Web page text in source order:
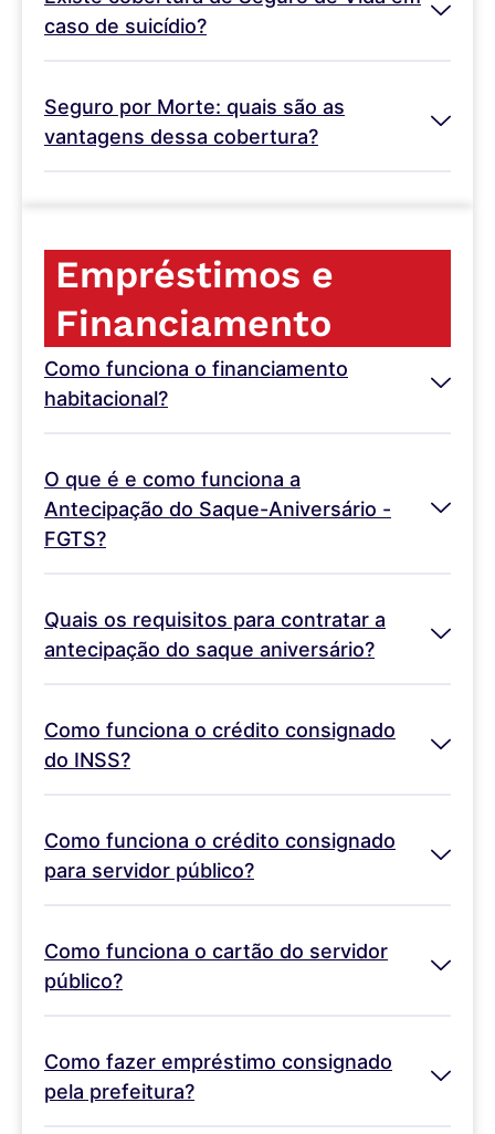
caso de suicídio?
Seguro por Morte: quais são as
vantagens dessa cobertura?
Empréstimos e
Financiamento
Como funciona o financiamento
habitacional?
O que é e como funciona a
Antecipação do Saque-Aniversário -
FGTS?
Quais os requisitos para contratar a
antecipação do saque aniversário?
Como funciona o crédito consignado
do INSS?
Como funciona o crédito consignado
para servidor público?
Como funciona o cartão do servidor
público?
Como fazer empréstimo consignado
pela prefeitura?